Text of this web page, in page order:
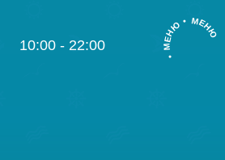
10:00 - 22:00 • МЕНЮ • МЕНЮ